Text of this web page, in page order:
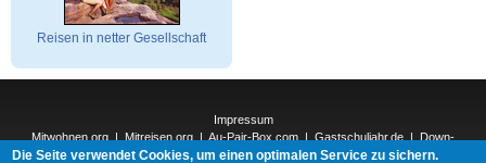
Reisen in netter Gesellschaft
Impressum
Mitwohnen.org | Mitreisen.org | Au-Pair-Box.com | Gastschuljahr.de | Down-
Under.org |Elderpair.com|
Die Seite verwendet Cookies, um einen optimalen Service zu sichern.